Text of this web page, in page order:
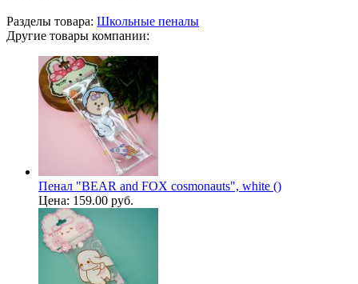
Разделы товара: Школьные пеналы
Другие товары компании:
Пенал "BEAR and FOX cosmonauts", white ()
Цена: 159.00 руб.